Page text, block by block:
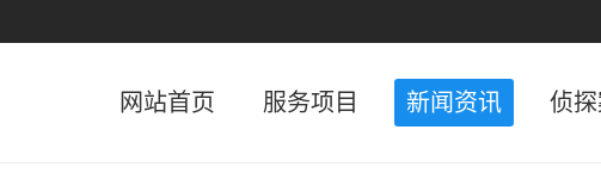
网站首页 服务项目 新闻资讯 侦探